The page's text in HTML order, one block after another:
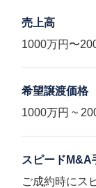
売上高
1000万円〜
希望譲渡価格
1000万円 ~
スピードM&A
ご成約時にス